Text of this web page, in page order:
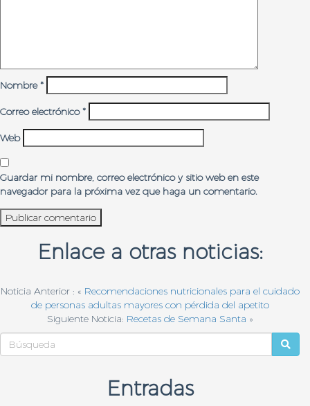
Nombre*
Correo electrónico*
Web
Guardar mi nombre, correo electrónico y sitio web en este
navegador para la próxima vez que haga un comentario.
Enlace a otras noticias:
Noticia Anterior : « Recomendaciones nutricionales para el cuidado
de personas adultas mayores con pérdida del apetito
Siguiente Noticia: Recetas de Semana Santa »
Entradas